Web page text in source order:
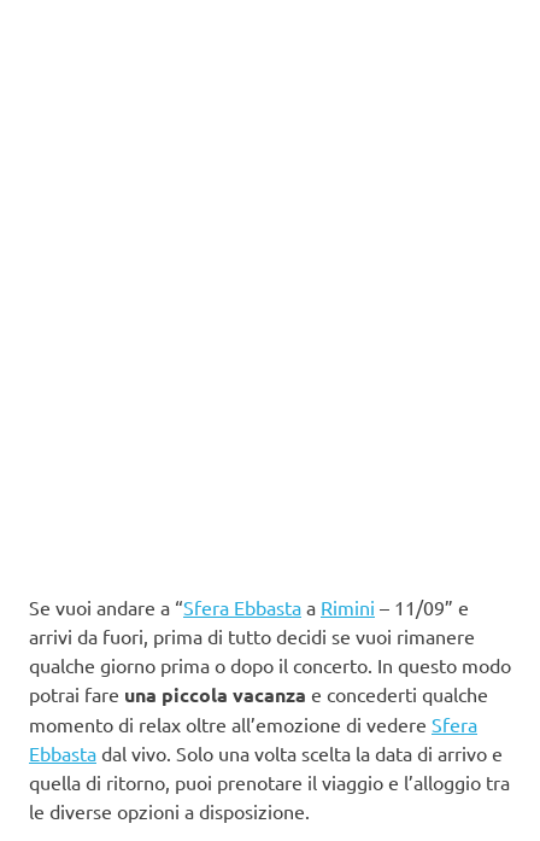
Se vuoi andare a “Sfera Ebbasta a Rimini – 11/09” e
arrivi da fuori, prima di tutto decidi se vuoi rimanere
qualche giorno prima o dopo il concerto. In questo modo
potrai fare una piccola vacanza e concederti qualche
momento di relax oltre all’emozione di vedere Sfera
Ebbasta dal vivo. Solo una volta scelta la data di arrivo e
quella di ritorno, puoi prenotare il viaggio e l’alloggio tra
le diverse opzioni a disposizione.